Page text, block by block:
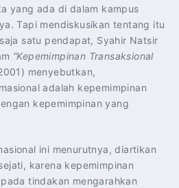
yang ada di dalam kampus
Tapi mendiskusikan tentang itu
satu pendapat, Syahir Natsir
“Kepemimpinan Transaksional
menyebutkan,
adalah kepemimpinan
kepemimpinan yang
ini menurutnya, diartikan
karena kepemimpinan
tindakan mengarahkan